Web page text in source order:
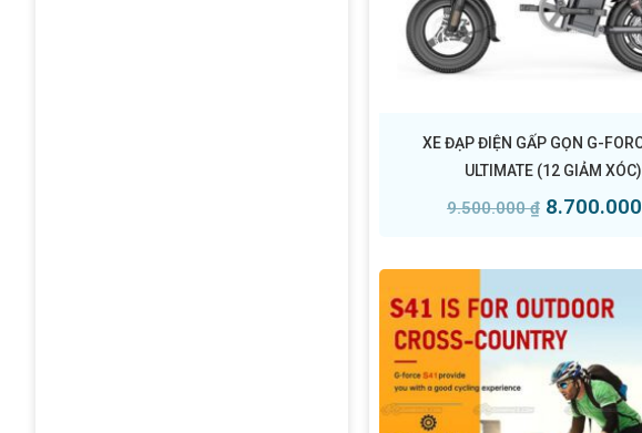
XE ĐẠP ĐIỆN GẤP GỌN G-
ULTIMATE (12 GIẢM XÓC)
9.500.000₫ 8.700.000